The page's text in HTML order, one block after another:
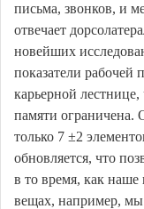
письма, звонков, и
отвечает
новейших
показатели рабочей
карьерной
памяти ограничена.
только 7 ±2
обновляется, что
в то время, как наше
вещах, например, мы